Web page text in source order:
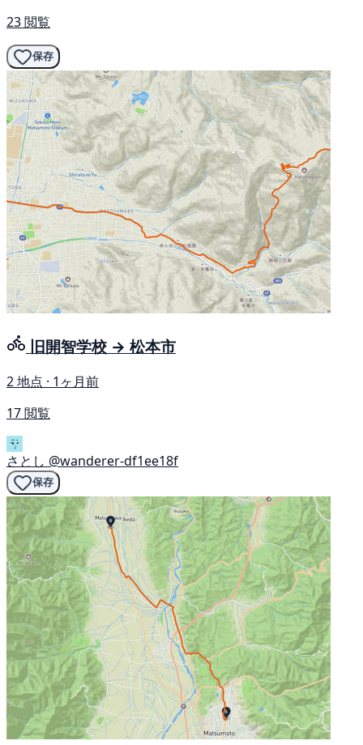
23 閲覧
保存
旧開智学校 → 松本市
2 地点 · 1ヶ月前
17 閲覧
さとし @wanderer-df1ee18f
保存